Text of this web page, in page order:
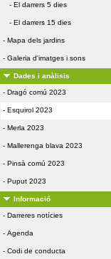
- El darrers 5 dies
- El darrers 15 dies
- Mapa dels jardins
- Galeria d'imatges i sons
Dades i anàlisis
- Dragó comú 2023
- Esquirol 2023
- Merla 2023
- Mallerenga blava 2023
- Pinsà comú 2023
- Puput 2023
Informació
- Darreres notícies
- Agenda
- Codi de conducta